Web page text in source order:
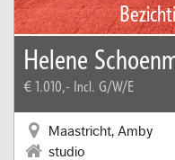
Helene
€ 1.010,- Incl. G/W/E
Maastricht, Amby
studio